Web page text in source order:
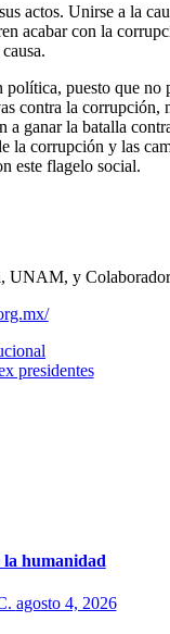
actos. Unirse a la
acabar con la
puesto que
la corrupción,
ganar la batalla
corrupción y las
este flagelo social.
y
presidentes
humanidad
agosto 4, 2026